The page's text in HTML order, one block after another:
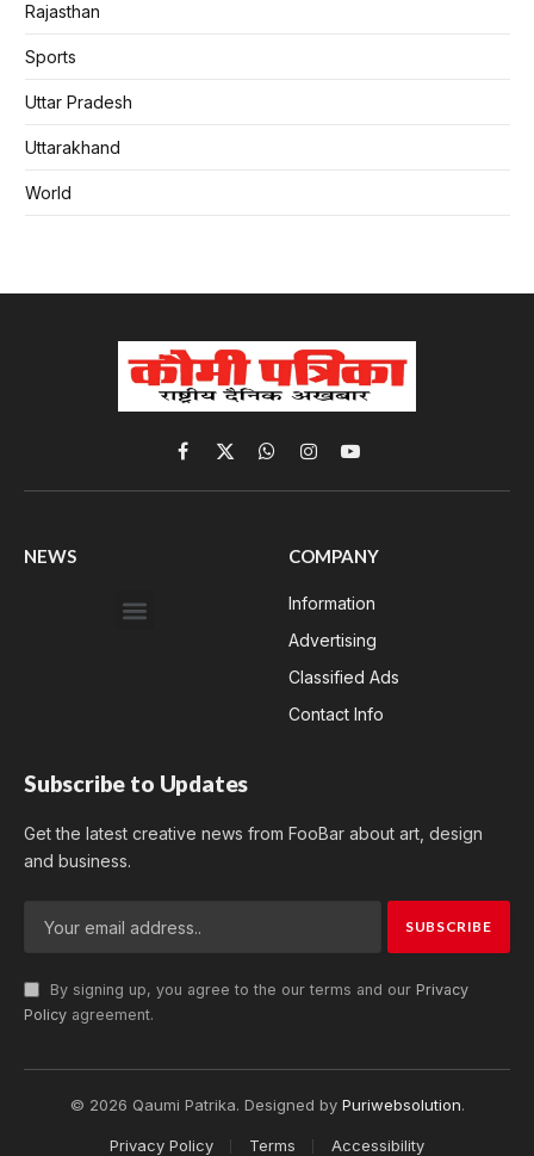
Rajasthan
Sports
Uttar Pradesh
Uttarakhand
World
Facebook
X
(Twitter)
WhatsApp
InstagramYouTube
NEWS COMPANY
Information
Advertising
Classified Ads
Contact Info
Subscribe to Updates
Get the latest creative news from FooBar about art, design
and business.
By signing up, you agree to the our terms and our Privacy
Policy agreement.
© 2026 Qaumi Patrika. Designed by Puriwebsolution.
Privacy Policy Terms Accessibility